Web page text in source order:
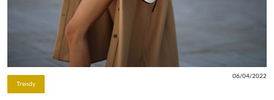
Trendy
06/04/2022